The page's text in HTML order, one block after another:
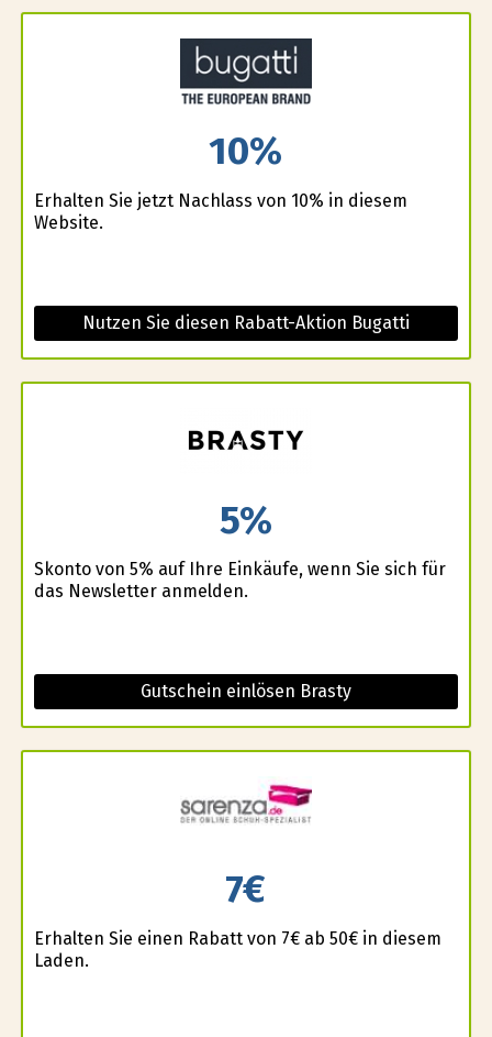
10%
Erhalten Sie jetzt Nachlass von 10% in diesem
Website.
Nutzen Sie diesen Rabatt-Aktion Bugatti
5%
Skonto von 5% auf Ihre Einkäufe, wenn Sie sich für
das Newsletter anmelden.
Gutschein einlösen Brasty
7€
Erhalten Sie einen Rabatt von 7€ ab 50€ in diesem
Laden.